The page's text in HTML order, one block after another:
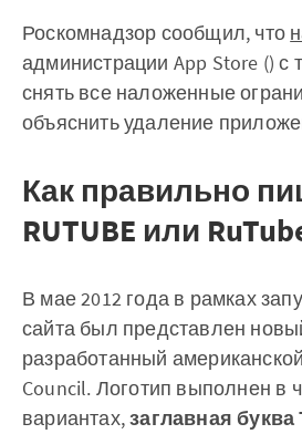
Роскомнадзор сообщил, что
администрации App Store () с
снять все наложенные
объяснить удаление
Как правильно
RUTUBE или
В мае 2012 года в рамках
сайта был представлен
разработанный
Council. Логотип выполнен в
вариантах,заглавная